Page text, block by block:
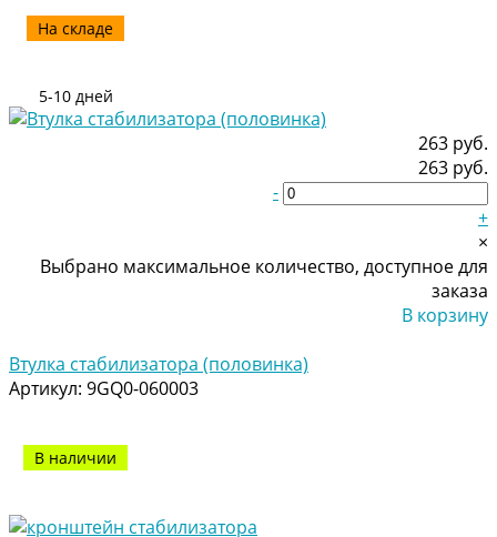
На складе
5-10 дней
263 руб.
263 руб.
-
+
×
Выбрано максимальное количество, доступное для
заказа
В корзину
Втулка стабилизатора (половинка)
Артикул: 9GQ0-060003
В наличии